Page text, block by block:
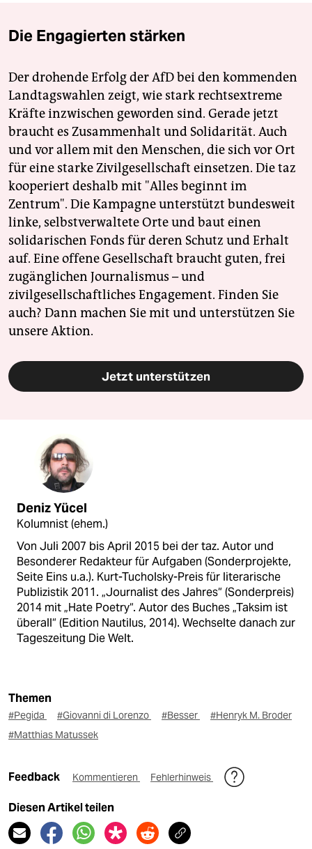
Die Engagierten stärken
Der drohende Erfolg der AfD bei den kommenden
Landtagswahlen zeigt, wie stark rechtsextreme
Kräfte inzwischen geworden sind. Gerade jetzt
braucht es Zusammenhalt und Solidarität. Auch
und vor allem mit den Menschen, die sich vor Ort
für eine starke Zivilgesellschaft einsetzen. Die taz
kooperiert deshalb mit "Alles beginnt im
Zentrum". Die Kampagne unterstützt bundesweit
linke, selbstverwaltete Orte und baut einen
solidarischen Fonds für deren Schutz und Erhalt
auf. Eine offene Gesellschaft braucht guten, frei
zugänglichen Journalismus – und
zivilgesellschaftliches Engagement. Finden Sie
auch? Dann machen Sie mit und unterstützen Sie
unsere Aktion.
Jetzt unterstützen
Deniz Yücel
Kolumnist (ehem.)
Von Juli 2007 bis April 2015 bei der taz. Autor und
Besonderer Redakteur für Aufgaben (Sonderprojekte,
Seite Eins u.a.). Kurt-Tucholsky-Preis für literarische
Publizistik 2011. „Journalist des Jahres“ (Sonderpreis)
2014 mit „Hate Poetry“. Autor des Buches „Taksim ist
überall“ (Edition Nautilus, 2014). Wechselte danach zur
Tageszeitung Die Welt.
Themen
#Pegida #Giovanni di Lorenzo #Besser
#Henryk M. Broder
#Matthias Matussek
Feedback Kommentieren Fehlerhinweis
Diesen Artikel teilen